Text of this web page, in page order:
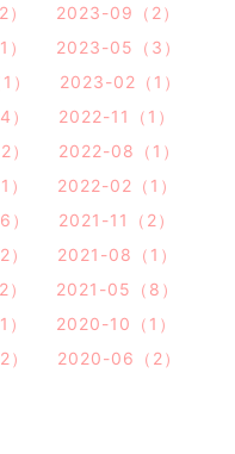
2023-09（2）
2023-05（3）
2023-02（1）
2022-11（1）
2022-08（1）
2022-02（1）
2021-11（2）
2021-08（1）
2021-05（8）
2020-10（1）
2020-06（2）